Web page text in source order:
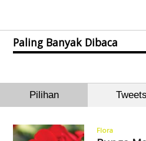
Paling Banyak Dibaca
Pilihan Tweets
Flora